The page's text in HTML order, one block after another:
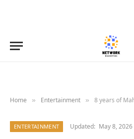
Home » Entertainment » 8 years of Mahanati:
ENTERTAINMENT Updated: May 8, 2026